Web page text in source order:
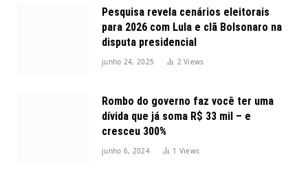
Pesquisa revela cenários eleitorais
para 2026 com Lula e clã Bolsonaro na
disputa presidencial
junho 24, 2025 2Views
Rombo do governo faz você ter uma
dívida que já soma R$ 33 mil – e
cresceu 300%
junho 6, 2024 1 Views